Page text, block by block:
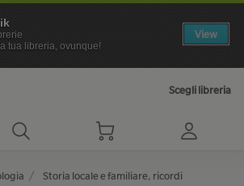
tua libreria, ovunque!
View
Scegli libreria
Storia locale e familiare, ricordi